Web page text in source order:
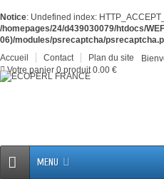
Notice: Undefined index:
/homepages/24/d439030079/htdocs/
06)/modules/psrecaptcha/
Accueil
Contact Plan du site
Votre panier 0 produit0.00 €
MENU